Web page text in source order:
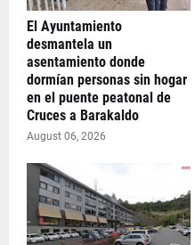
El Ayuntamiento
desmantela un
asentamiento donde
dormían personas sin hogar
en el puente peatonal de
Cruces a Barakaldo
August 06, 2026